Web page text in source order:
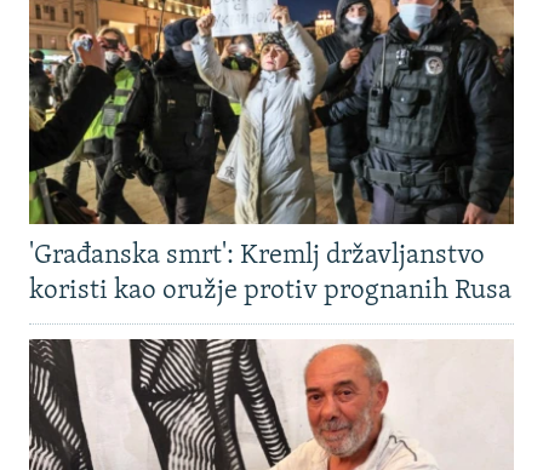
'Građanska smrt': Kremlj državljanstvo
koristi kao oružje protiv prognanih Rusa